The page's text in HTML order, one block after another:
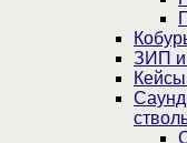
ЗИП и